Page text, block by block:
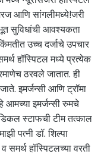
आणि सांगलीमध्ये!जरी
सुविधांची आवश्यकता
उच्च दर्जाचे उपचार
हॉस्पिटल मध्ये प्रत्येक
ठरवले जातात. ही
इमर्जन्सी आणि ट्रॉमा
आमच्या इमर्जन्सी रुमचे
स्टाफची टीम तत्काल
पत्नी डॉ. शिल्पा
समर्थ हॉस्पिटलच्या वरती